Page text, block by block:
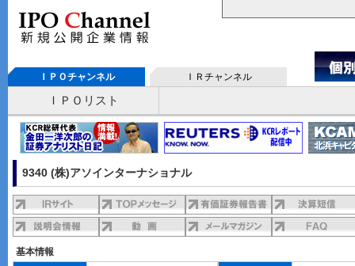
ＩＰＯチャンネル ＩＲチャンネル
ＩＰＯリスト
9340 (株)アソインターナショナル
基本情報